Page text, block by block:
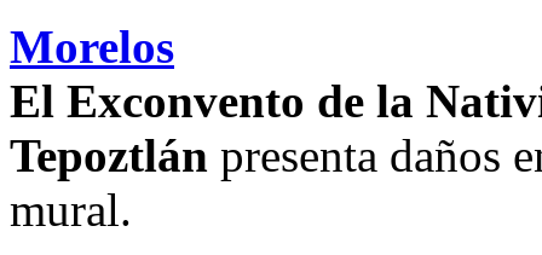
Morelos
El Exconvento de la
Tepoztlán presenta daños
mural.